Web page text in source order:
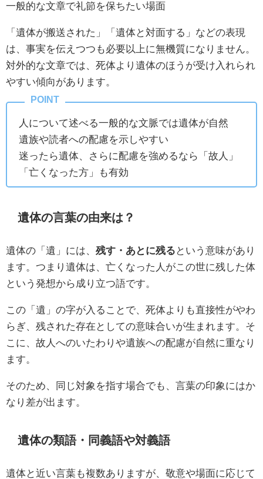
一般的な文章で礼節を保ちたい場面
「遺体が搬送された」「遺体と対面する」などの表現
は、事実を伝えつつも必要以上に無機質になりません。
対外的な文章では、死体より遺体のほうが受け入れられ
やすい傾向があります。
人について述べる一般的な文脈では遺体が自然
遺族や読者への配慮を示しやすい
迷ったら遺体、さらに配慮を強めるなら「故人」
「亡くなった方」も有効
遺体の言葉の由来は？
遺体の「遺」には、 残す・あとに残る という意味があり
ます。つまり遺体は、亡くなった人がこの世に残した体
という発想から成り立つ語です。
この「遺」の字が入ることで、死体よりも直接性がやわ
らぎ、残された存在としての意味合いが生まれます。そ
こに、故人へのいたわりや遺族への配慮が自然に重なり
ます。
そのため、同じ対象を指す場合でも、言葉の印象にはか
なり差が出ます。
遺体の類語・同義語や対義語
遺体と近い言葉も複数ありますが、敬意や場面に応じて